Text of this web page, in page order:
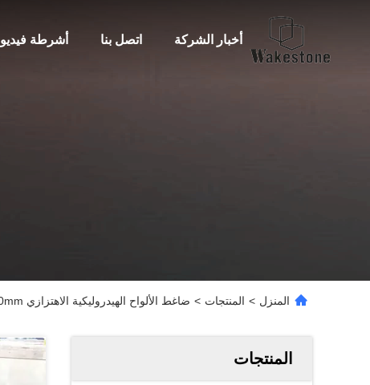
أشرطة فيديو اتصل بنا أخبار الشركة
المنزل > المنتجات > ضاغط الألواح الهيدروليكية الاهتزازي 1350x900x1060mm لـ IHI Excavator
المنتجات